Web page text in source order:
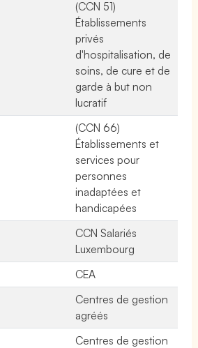
(CCN 51)
Établissements
privés
d'hospitalisation, de
soins, de cure et de
garde à but non
lucratif
(CCN 66)
Établissements et
services pour
personnes
inadaptées et
handicapées
CCN Salariés
Luxembourg
CEA
Centres de gestion
agréés
Centres de gestion